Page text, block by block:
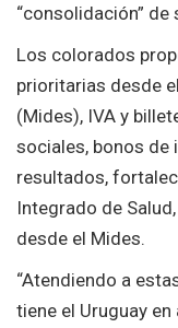
“consolidación”
Los colorados
prioritarias desde
(Mides), IVA y
sociales, bonos de
resultados,
Integrado de
desde el Mides.
“Atendiendo a
tiene el Uruguay